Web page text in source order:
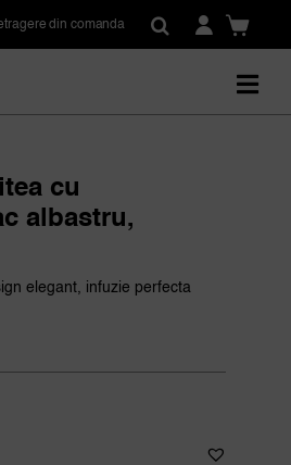
din comanda
cu
albastru,
elegant, infuzie perfecta